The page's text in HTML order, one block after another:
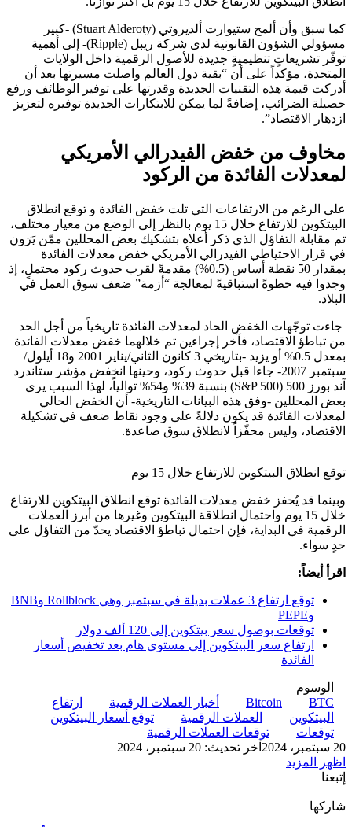
كما سبق وأن ألمح ستيوارت ألديروتي (Stuart Alderoty) -كبير
مسؤولي الشؤون القانونية لدى شركة ريبل (Ripple)- إلى أهمية
توفّر تشريعاتٍ تنظيميةٍ جديدة للأصول الرقمية داخل الولايات
المتحدة، مؤكداً على أن “بقية دول العالم واصلت مسيرتها بعد أن
أدركت قيمة هذه التقنيات الجديدة وقدرتها على توفير الوظائف ورفع
حصيلة الضرائب، إضافةً لما يمكن للابتكارات الجديدة توفيره لتعزيز
ازدهار الاقتصاد”.
مخاوف من خفض الفيدرالي الأمريكي
لمعدلات الفائدة من الركود
على الرغم من الارتفاعات التي تلت خفض الفائدة و توقع انطلاق
البيتكوين للارتفاع خلال 15 يوم بالنظر إلى الوضع من معيار مختلف،
تم مقابلة التفاؤل الذي ذكر أعلاه بتشكيك بعض المحللين ممّن يَرَون
في قرار الاحتياطي الفيدرالي الأمريكي خفض معدلات الفائدة
بمقدار 50 نقطة أساس (0.5%) مقدمةً لقرب حدوث ركود محتملٍ، إذ
وجدوا فيه خطوةً استباقيةً لمعالجة “أزمة” ضعف سوق العمل في
البلاد.
جاءت توجّهات الخفض الحاد لمعدلات الفائدة تاريخياً من أجل الحد
من تباطؤ الاقتصاد، فآخر إجراءين تم خلالهما خفض معدلات الفائدة
بمعدل 0.5% أو يزيد -بتاريخي 3 كانون الثاني/يناير 2001 و18 أيلول/
سبتمبر 2007- جاءا قبل حدوث ركود، وحينها انخفض مؤشر ستاندرد
آند بورز 500 (S&P 500) بنسبة 39% و54% توالياً، لهذا السبب يرى
بعض المحللين -وفق هذه البيانات التاريخية- أن الخفض الحالي
لمعدلات الفائدة قد يكون دلالةً على وجود نقاط ضعف في تشكيلة
الاقتصاد، وليس محفّزاً لانطلاق سوق صاعدة.
توقع انطلاق البيتكوين للارتفاع خلال 15 يوم
وبينما قد يُحفز خفض معدلات الفائدة توقع انطلاق البيتكوين للارتفاع
خلال 15 يوم واحتمال انطلاقة البيتكوين وغيرها من أبرز العملات
الرقمية في البداية، فإن احتمال تباطؤ الاقتصاد يحدّ من التفاؤل على
حدٍ سواء.
اقرأ أيضاً:
توقع ارتفاع 3 عملات بديلة في سبتمبر وهي Rollblock وBNB
وPEPE
توقعات بوصول سعر بيتكوين إلى 120 ألف دولار
ارتفاع سعر البيتكوين إلى مستوى هام بعد تخفيض أسعار
الفائدة
الوسوم
Bitcoin
BTC أخبار العملات الرقمية
ارتفاع
البيتكوين
العملات الرقمية
توقع أسعار البيتكوين
توقعات
توقعات العملات الرقمية
20 سبتمبر، 2024
آخر تحديث: 20 سبتمبر، 2024
اظهر المزيد
إتبعنا
شاركها